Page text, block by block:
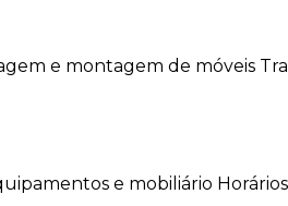
e montagem de móveis
e mobiliário